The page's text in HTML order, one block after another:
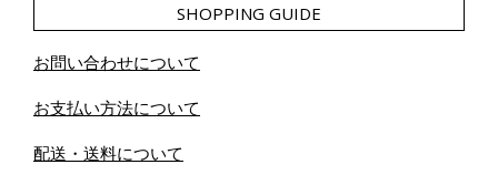
SHOPPING GUIDE
お問い合わせについて
お支払い方法について
配送・送料について